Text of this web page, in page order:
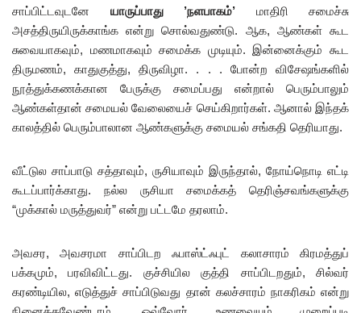
சாப்பிட்டவுடனே யாருப்பாது ’நளபாகம்’ மாதிரி சமைச்சு
அசத்திருயிருக்காங்க என்று சொல்வதுண்டு. ஆக, ஆண்கள் கூட
சுவையாகவும், மணமாகவும் சமைக்க முடியும். இன்னைக்கும் கூட
திருமணம், காதுகுத்து, திருவிழா. . . . போன்ற விசேஷங்களில்
நூத்துக்கணக்கான பேருக்கு சமைப்பது என்றால் பெரும்பாலும்
ஆண்கள்தான் சமையல் வேலையைச் செய்கிறார்கள். ஆனால் இந்தக்
காலத்தில் பெரும்பாலான ஆண்களுக்கு சமையல் சங்கதி தெரியாது.
வீட்டுல சாப்பாடு சத்தாவும், ருசியாவும் இருந்தால், நோய்நொடி எட்டி
கூடப்பார்க்காது. நல்ல ருசியா சமைக்கத் தெரிஞ்சவங்களுக்கு
“முக்கால் மருத்துவர்” என்று பட்டமே தரலாம்.
அவசர, அவசரமா சாப்பிடற ஃபாஸ்ட்ஃபுட் கலாசாரம் கிரமத்துப்
பக்கமும், பரவிவிட்டது. குச்சியில குத்தி சாப்பிடறதும், சில்வர்
கரண்டியில, எடுத்துச் சாப்பிடுவது தான் கலச்சாரம் நாகரிகம் என்று